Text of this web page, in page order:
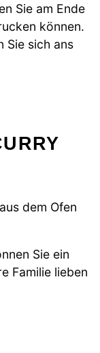
Sie am Ende
können.
Sie sich ans
dem Ofen
Sie ein
Familie lieben